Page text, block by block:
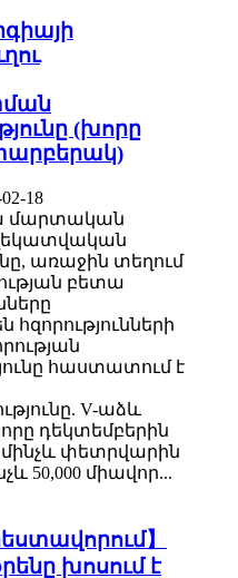
(խորը
18
մարտական
առաջին տեղում
բետա
հաստատում է
V-աձև
դեկտեմբերին
մինչև փետրվարին
50,000 միավոր...
】
խոսում է